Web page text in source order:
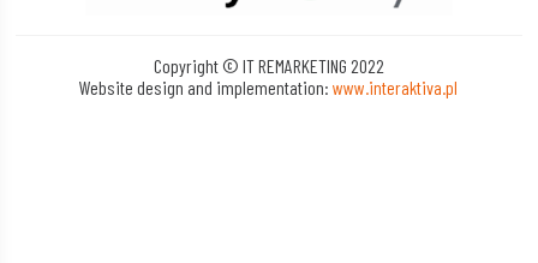
Copyright © IT REMARKETING 2022
Website design and implementation:www.interaktiva.pl